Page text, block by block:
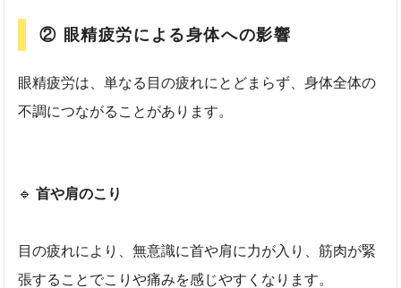
② 眼精疲労による身体への影響
眼精疲労は、単なる目の疲れにとどまらず、身体全体の
不調につながることがあります。
🔹首や肩のこり
目の疲れにより、無意識に首や肩に力が入り、筋肉が緊
張することでこりや痛みを感じやすくなります。